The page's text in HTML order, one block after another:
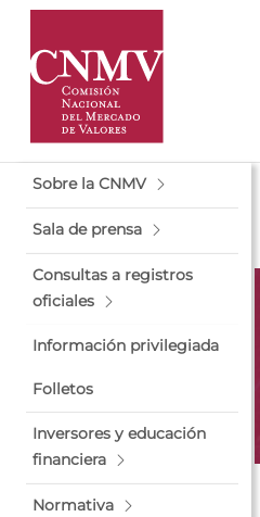
Sobre la CNMV
Sala de prensa
Consultas a registros
oficiales
Información privilegiada
Folletos
Inversores y educación
financiera
Normativa